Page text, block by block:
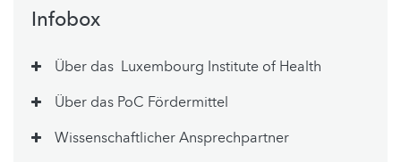
Infobox
Über das Luxembourg Institute of Health
Über das PoC Fördermittel
Wissenschaftlicher Ansprechpartner